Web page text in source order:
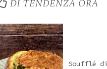
DI TENDENZA ORA
Soufflé di